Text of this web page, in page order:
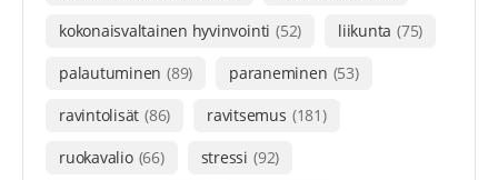
kokonaisvaltainen hyvinvointi (52) liikunta (75)
palautuminen (89) paraneminen (53)
ravintolisät (86) ravitsemus (181)
ruokavalio (66) stressi (92)